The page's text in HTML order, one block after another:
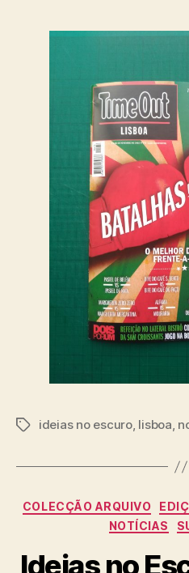
Etiquetas
ideias no escuro, lisboa,
COLECÇÃO ARQUIVO
NOTÍCIAS
Ideias no